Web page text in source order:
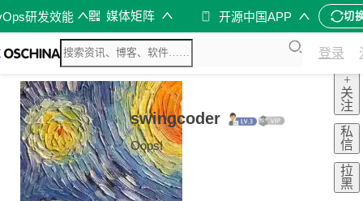
研发效能 媒体矩阵 开源中国APP 切
登录
swingcoder
Oops!
+
关
注
私
信
拉
黑